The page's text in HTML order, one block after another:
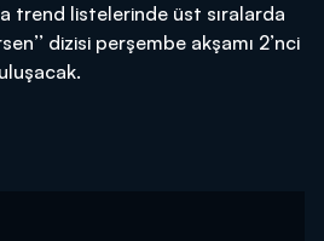
trend listelerinde üst sıralarda
dizisi perşembe akşamı 2’nci